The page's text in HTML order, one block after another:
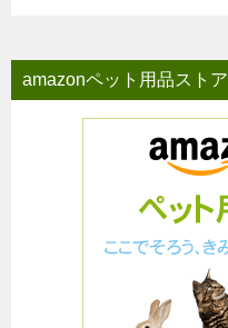
amazonペット用品ストア